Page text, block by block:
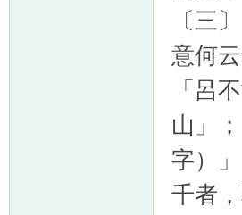
〔三
意何
「呂
山」
字）
千者